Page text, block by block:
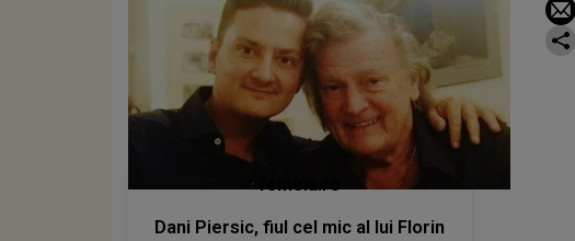
femeia.ro
Dani Piersic, fiul cel mic al lui Florin